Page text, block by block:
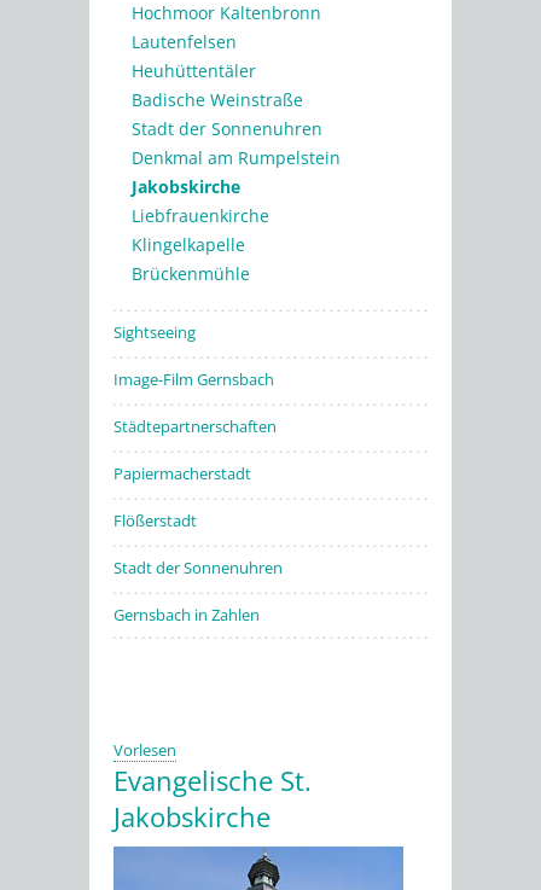
Hochmoor Kaltenbronn
Lautenfelsen
Heuhüttentäler
Badische Weinstraße
Stadt der Sonnenuhren
Denkmal am Rumpelstein
Jakobskirche
Liebfrauenkirche
Klingelkapelle
Brückenmühle
Sightseeing
Image-Film Gernsbach
Städtepartnerschaften
Papiermacherstadt
Flößerstadt
Stadt der Sonnenuhren
Gernsbach in Zahlen
Vorlesen
Evangelische St.
Jakobskirche